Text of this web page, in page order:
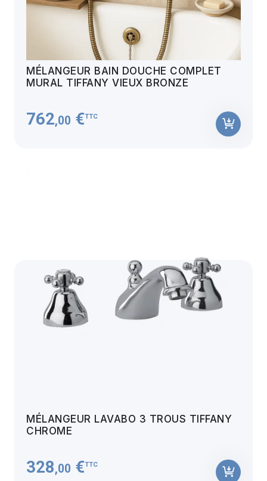
MÉLANGEUR BAIN DOUCHE COMPLET
MURAL TIFFANY VIEUX BRONZE
762,00 €TTC
MÉLANGEUR LAVABO 3 TROUS TIFFANY
CHROME
328,00 €TTC